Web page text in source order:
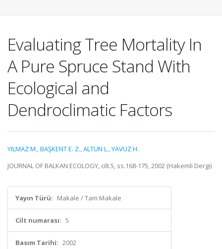
Evaluating Tree Mortality In
A Pure Spruce Stand With
Ecological and
Dendroclimatic Factors
YILMAZ M.,BAŞKENT E. Z.,ALTUN L.,YAVUZ H.
JOURNAL OF BALKAN ECOLOGY, cilt.5, ss.168-175, 2002 (Hakemli Dergi)
Yayın Türü: Makale / Tam Makale
Cilt numarası: 5
Basım Tarihi: 2002